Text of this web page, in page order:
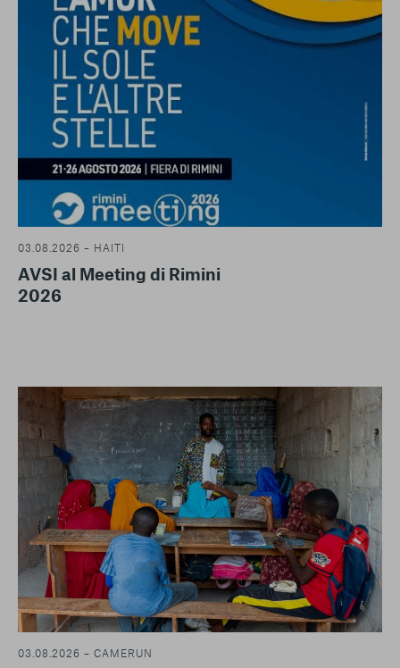
03.08.2026 – HAITI
AVSI al Meeting di Rimini
2026
03.08.2026 – CAMERUN